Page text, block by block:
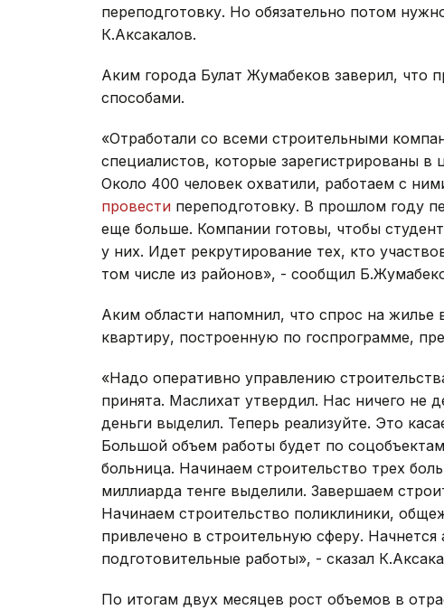
переподготовку. Но обязательно потом
К.Аксакалов.
Аким города Булат Жумабеков заверил,
способами.
«Отработали со всеми строительными
специалистов, которые зарегистрированы в
Около 400 человек охватили, работаем с
провести переподготовку. В прошлом году
еще больше. Компании готовы, чтобы
у них. Идет рекрутирование тех, кто
том числе из районов», - сообщил
Аким области напомнил, что спрос на
квартиру, построенную по госпрограмме,
«Надо оперативно управлению
принята. Маслихат утвердил. Нас ничего не
деньги выделил. Теперь реализуйте. Это
Большой объем работы будет по
больница. Начинаем строительство трех
миллиарда тенге выделили. Завершаем
Начинаем строительство поликлиники,
привлечено в строительную сферу.
подготовительные работы», - сказал
По итогам двух месяцев рост объемов в